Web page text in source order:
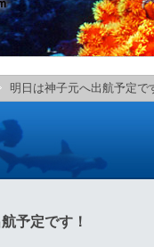
明日は神子元へ出航予定で
予定です！